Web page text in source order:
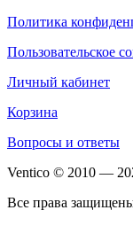
Политика
Пользовательское
Личный кабинет
Корзина
Вопросы и ответы
Ventico © 2010 —
Все права